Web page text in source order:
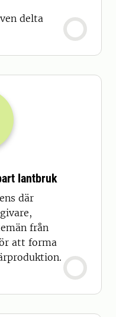
delta
11 07:00
lantbruk
där
från
att forma